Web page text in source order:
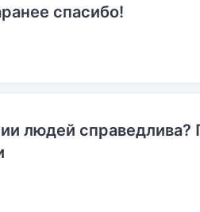
спасибо!
людей справедлива?